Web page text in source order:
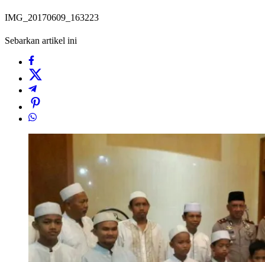
IMG_20170609_163223
Sebarkan artikel ini